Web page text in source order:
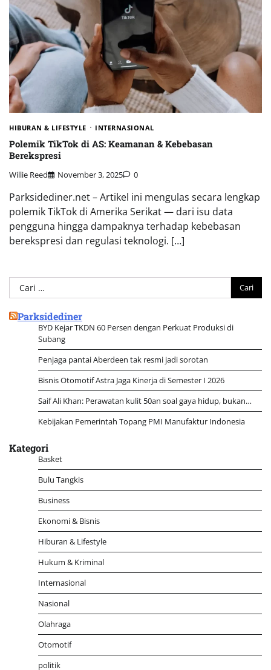
HIBURAN & LIFESTYLE INTERNASIONAL
Polemik TikTok di AS: Keamanan & Kebebasan
Berekspresi
Willie Reed November 3, 2025 0
Parksidediner.net – Artikel ini mengulas secara lengkap
polemik TikTok di Amerika Serikat — dari isu data
pengguna hingga dampaknya terhadap kebebasan
berekspresi dan regulasi teknologi. […]
Cari
untuk:
Parksidediner
BYD Kejar TKDN 60 Persen dengan Perkuat Produksi di
Subang
Penjaga pantai Aberdeen tak resmi jadi sorotan
Bisnis Otomotif Astra Jaga Kinerja di Semester I 2026
Saif Ali Khan: Perawatan kulit 50an soal gaya hidup, bukan…
Kebijakan Pemerintah Topang PMI Manufaktur Indonesia
Kategori
Basket
Bulu Tangkis
Business
Ekonomi & Bisnis
Hiburan & Lifestyle
Hukum & Kriminal
Internasional
Nasional
Olahraga
Otomotif
politik